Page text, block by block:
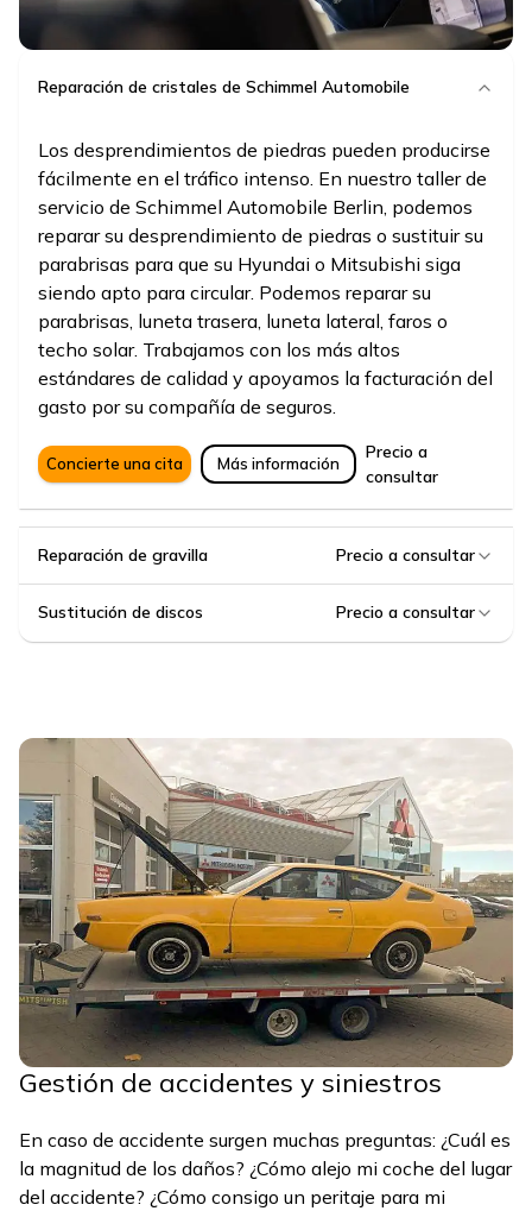
Reparación de cristales de Schimmel Automobile
Los desprendimientos de piedras pueden producirse
fácilmente en el tráfico intenso. En nuestro taller de
servicio de Schimmel Automobile Berlin, podemos
reparar su desprendimiento de piedras o sustituir su
parabrisas para que su Hyundai o Mitsubishi siga
siendo apto para circular. Podemos reparar su
parabrisas, luneta trasera, luneta lateral, faros o
techo solar. Trabajamos con los más altos
estándares de calidad y apoyamos la facturación del
gasto por su compañía de seguros.
Concierte una cita Más información
Precio a
consultar
Reparación de gravilla Precio a consultar
Sustitución de discos Precio a consultar
Gestión de accidentes y siniestros
En caso de accidente surgen muchas preguntas: ¿Cuál es
la magnitud de los daños? ¿Cómo alejo mi coche del lugar
del accidente? ¿Cómo consigo un peritaje para mi